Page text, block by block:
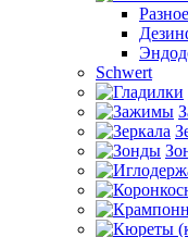
Разное
Schwert